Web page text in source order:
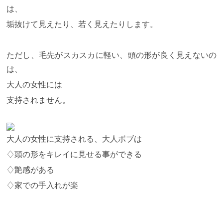
は、
垢抜けて見えたり、若く見えたりします。
ただし、毛先がスカスカに軽い、頭の形が良く見えないの
は、
大人の女性には
支持されません。
大人の女性に支持される、大人ボブは
♢頭の形をキレイに見せる事ができる
♢艶感がある
♢家での手入れが楽